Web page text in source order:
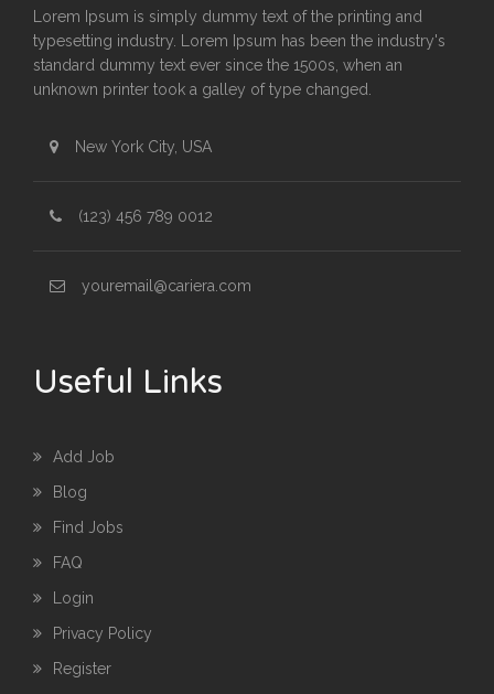
Lorem Ipsum is simply dummy text of the printing and
typesetting industry. Lorem Ipsum has been the industry's
standard dummy text ever since the 1500s, when an
unknown printer took a galley of type changed.
New York City, USA
(123) 456 789 0012
youremail@cariera.com
Useful Links
Add Job
Blog
Find Jobs
FAQ
Login
Privacy Policy
Register